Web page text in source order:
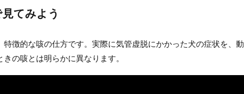
てみよう
徴的な咳の仕方です。実際に気管虚脱にかかった犬の症状を、動
の咳とは明らかに異なります。